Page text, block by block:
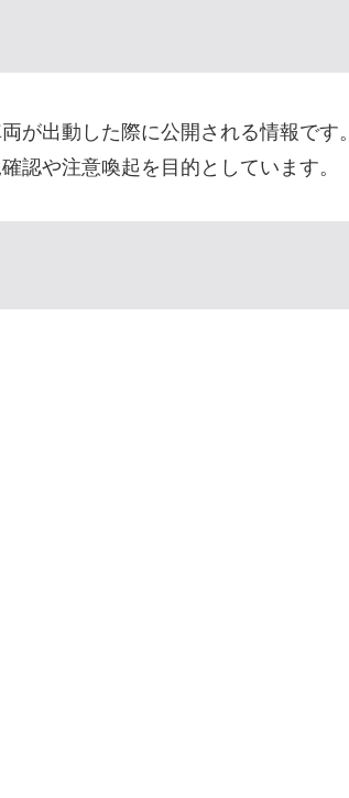
が出動した際に公開される情報です。
認や注意喚起を目的としています。